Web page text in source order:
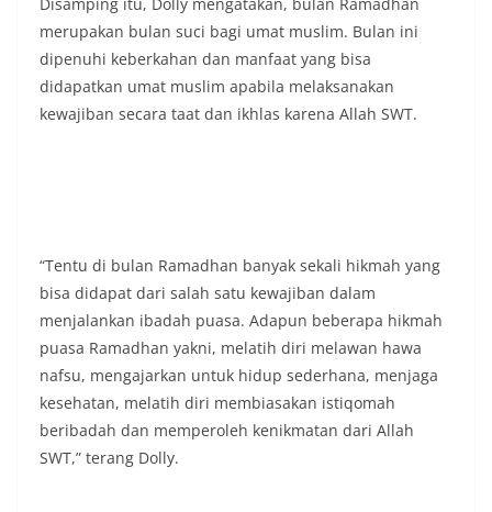
Indonesia.‎‎”Kami mengimbau kepada seluruh
warga agar mulai mempersiapkan dan memasang
bendera Merah Putih di depan rumah masing-
masing secara penuh. Ini adalah bentuk
penghormatan kita bersama terhadap
dikibarkan sebagai simbol kehormatan
negara.‎‎‎Selain menyampaikan imbauan terkait
bendera, kegiatan sambang DDS ini juga
dimanfaatkan sebagai sarana deteksi dini (early
warning) guna mengantisipasi potensi gangguan
keamanan dan ketertiban masyarakat
(Kamtibmas) di lingkungan tempat tinggal warga.
Melalui interaksi langsung tersebut,
Bhabinkamtibmas dapat menghimpun informasi
awal terkait situasi sosial, potensi kerawanan,
Disamping itu, Dolly mengatakan, bulan Ramadhan
merupakan bulan suci bagi umat muslim. Bulan ini
dipenuhi keberkahan dan manfaat yang bisa
didapatkan umat muslim apabila melaksanakan
kewajiban secara taat dan ikhlas karena Allah SWT.
“Tentu di bulan Ramadhan banyak sekali hikmah yang
bisa didapat dari salah satu kewajiban dalam
menjalankan ibadah puasa. Adapun beberapa hikmah
puasa Ramadhan yakni, melatih diri melawan hawa
nafsu, mengajarkan untuk hidup sederhana, menjaga
kesehatan, melatih diri membiasakan istiqomah
beribadah dan memperoleh kenikmatan dari Allah
SWT,” terang Dolly.